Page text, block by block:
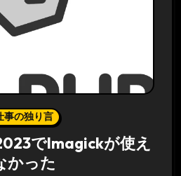
事の独り言
でImagickが使え
かった